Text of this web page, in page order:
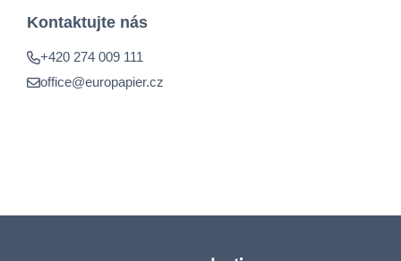
Kontaktujte nás
+420 274 009 111
office@europapier.cz